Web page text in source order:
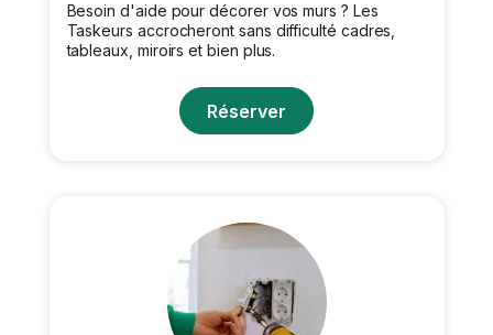
Besoin d'aide pour décorer vos murs ? Les
Taskeurs accrocheront sans difficulté cadres,
tableaux, miroirs et bien plus.
Réserver